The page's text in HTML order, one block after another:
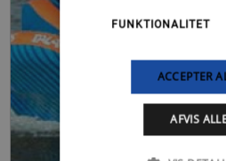
FUNKTIONALITET
ACCEPTER
AFVIS